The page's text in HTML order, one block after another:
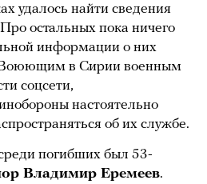
удалось найти сведения
остальных пока ничего
информации о них
в Сирии военным
соцсети,
настоятельно
об их службе.
погибших был 53-
Владимир Еремеев.